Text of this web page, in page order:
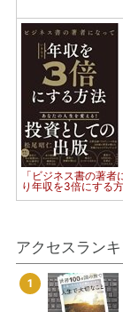
「ビジネス書の著者
り年収を3倍にする
アクセスラン
1